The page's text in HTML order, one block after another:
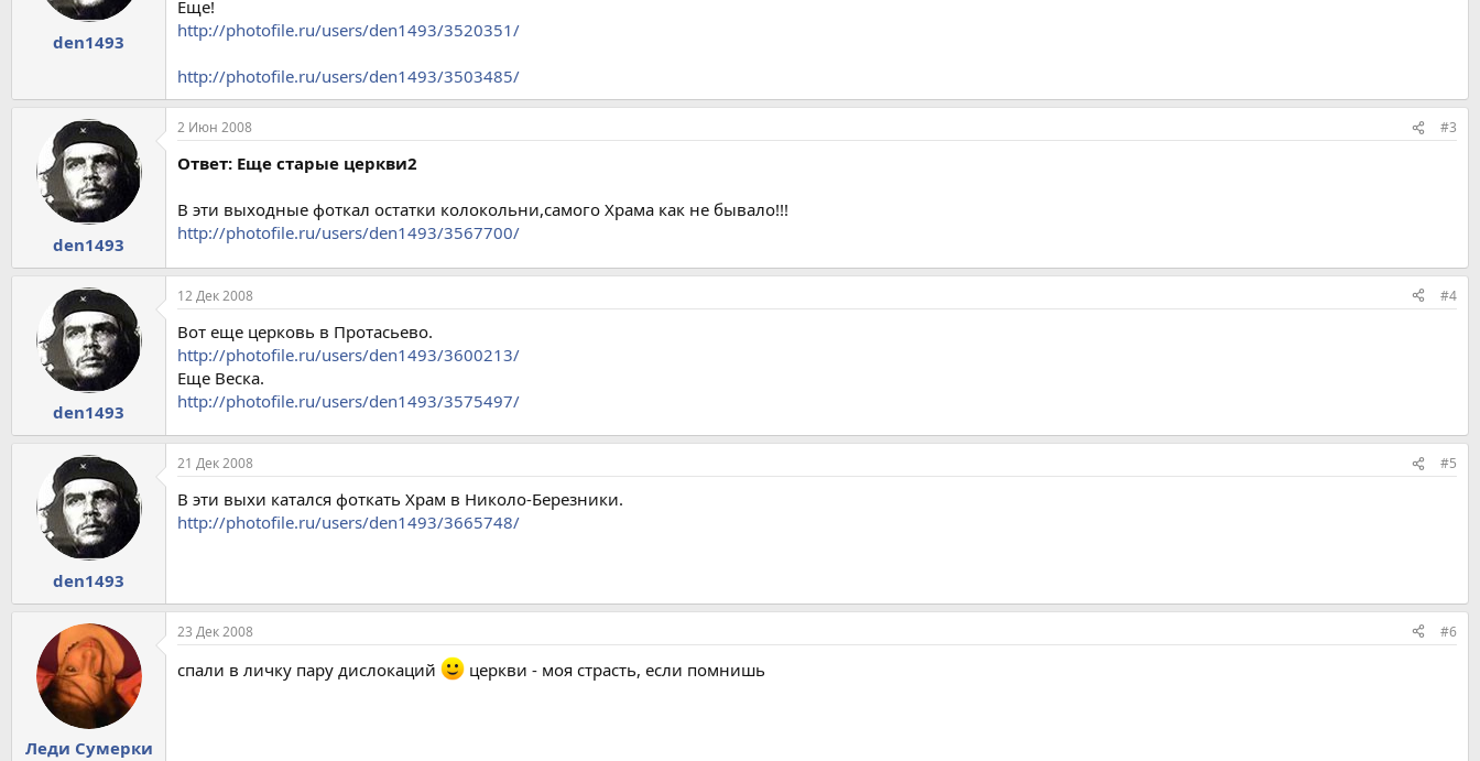
den1493
Еще!
http://photofile.ru/users/den1493/3520351/
http://photofile.ru/users/den1493/3503485/
den1493
2 Июн 2008 #3
Ответ: Еще старые церкви2
В эти выходные фоткал остатки колокольни,самого Храма как не бывало!!!
http://photofile.ru/users/den1493/3567700/
den1493
12 Дек 2008 #4
Вот еще церковь в Протасьево.
http://photofile.ru/users/den1493/3600213/
Еще Веска.
http://photofile.ru/users/den1493/3575497/
den1493
21 Дек 2008 #5
В эти выхи катался фоткать Храм в Николо-Березники.
http://photofile.ru/users/den1493/3665748/
Леди Сумерки
23 Дек 2008 #6
спали в личку пару дислокаций церкви - моя страсть, если помнишь